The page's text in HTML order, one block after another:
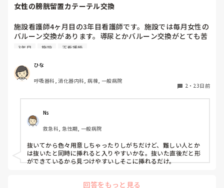
女性の膀胱留置カテーテル交換
施設看護師4ヶ月目の3年目看護師です。施設では毎月女性の
バルーン交換があります。導尿とかバルーン交換がとても苦
手で、高齢者特有の尿道口がたくさんあったりして場所が分
先輩に代わってもらってます。バルーン交換のコツとかあり
ますか？
手順とかは全て入ってます。
3年目 施設 正看護師
ひな
呼吸器科, 消化器内科, 病棟, 一般病院
2 ・ 23日前
Ns
救急科, 急性期, 一般病院
抜いてから色々用意しちゃったりしがちだけど、難しい人とか
は抜いたと同時に挿れると入りやすいかな。抜いた直後だと形
ができているから見つけやすいしそこに挿れるだけ。
回答をもっと見る